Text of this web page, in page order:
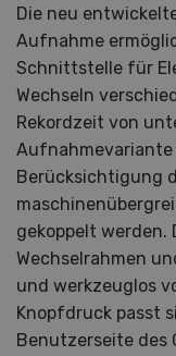
Die neu
Aufnahme
Schnittstelle für
Wechseln
Rekordzeit von
Berücksichtigung
gekoppelt werden.
Wechselrahmen
und werkzeuglos
Knopfdruck passt
Benutzerseite des